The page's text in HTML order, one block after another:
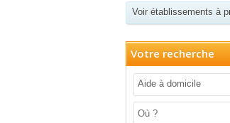
Voir établissements à
Votre recherche
Aide à domicile